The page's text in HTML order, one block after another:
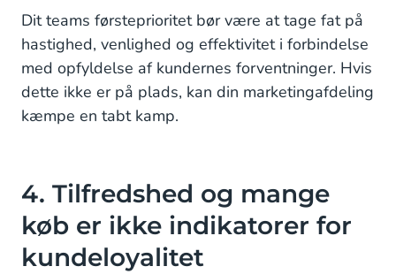
Dit teams førsteprioritet bør være at tage fat på
hastighed, venlighed og effektivitet i forbindelse
med opfyldelse af kundernes forventninger. Hvis
dette ikke er på plads, kan din marketingafdeling
kæmpe en tabt kamp.
4. Tilfredshed og mange
køb er ikke indikatorer for
kundeloyalitet